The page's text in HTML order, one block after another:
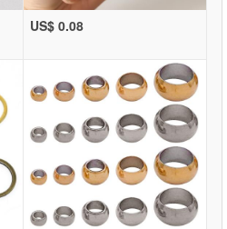
US$ 0.08